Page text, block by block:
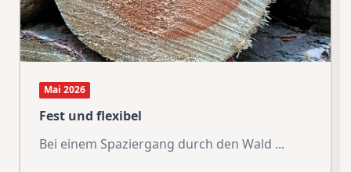
Mai 2026
Fest und flexibel
Bei einem Spaziergang durch den Wald ...